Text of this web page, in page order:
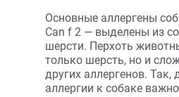
Основные аллергены
Can f 2 — выделены из
шерсти. Перхоть
только шерсть, но и
других аллергенов. Так,
аллергии к собаке